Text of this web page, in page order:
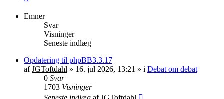
Emner
Svar
Visninger
Seneste indlæg
Opdatering til phpBB3.3.17
afJGToftdahl » 16. jul 2026, 13:21 » i Debat om debat
0 Svar
1703 Visninger